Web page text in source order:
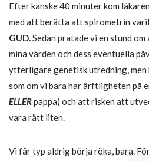
Efter kanske 40 minuter kom
med att berätta att spirometrin
GUD.Sedan pratade vi en stund
mina värden och dess eventuella
ytterligare genetisk utredning,
som om vi bara har ärftligheten på
ELLERpappa) och att risken att
vara rätt liten.
Vi får typ aldrig börja röka, bara.